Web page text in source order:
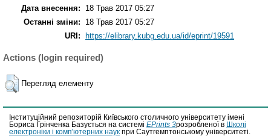
Дата внесення:
18 Трав 2017 05:27
Останні зміни:
18 Трав 2017 05:27
URI:
https://elibrary.kubg.edu.ua/id/eprint/19591
Actions (login required)
Перегляд елементу
Інституційний репозиторій Київського столичного університету імені
Бориса Грінченка Базується на системі EPrints 3розробленої в
Школі
електроніки і комп'ютерних наук при Саутгемптонському університеті.